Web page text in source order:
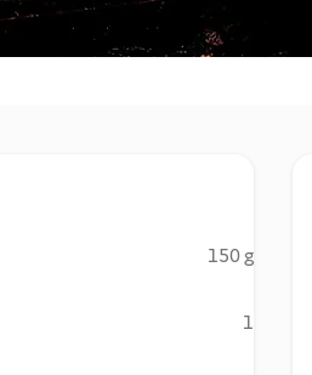
150 g
1